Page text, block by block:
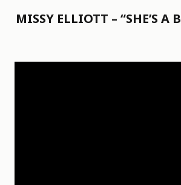
MISSY ELLIOTT – “SHE’S A